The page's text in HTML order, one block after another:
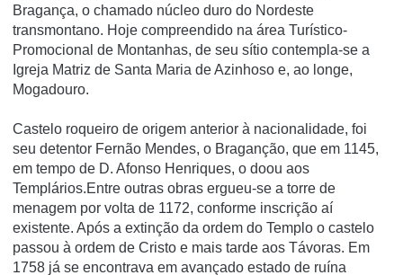
Bragança, o chamado núcleo duro do Nordeste
transmontano. Hoje compreendido na área Turí­stico-
Promocional de Montanhas, de seu sí­tio contempla-se a
Igreja Matriz de Santa Maria de Azinhoso e, ao longe,
Mogadouro.
Castelo roqueiro de origem anterior à nacionalidade, foi
seu detentor Fernão Mendes, o Braganção, que em 1145,
em tempo de D. Afonso Henriques, o doou aos
Templários.Entre outras obras ergueu-se a torre de
menagem por volta de 1172, conforme inscrição aí
existente. Após a extinção da ordem do Templo o castelo
passou à ordem de Cristo e mais tarde aos Távoras. Em
1758 já se encontrava em avançado estado de ruína